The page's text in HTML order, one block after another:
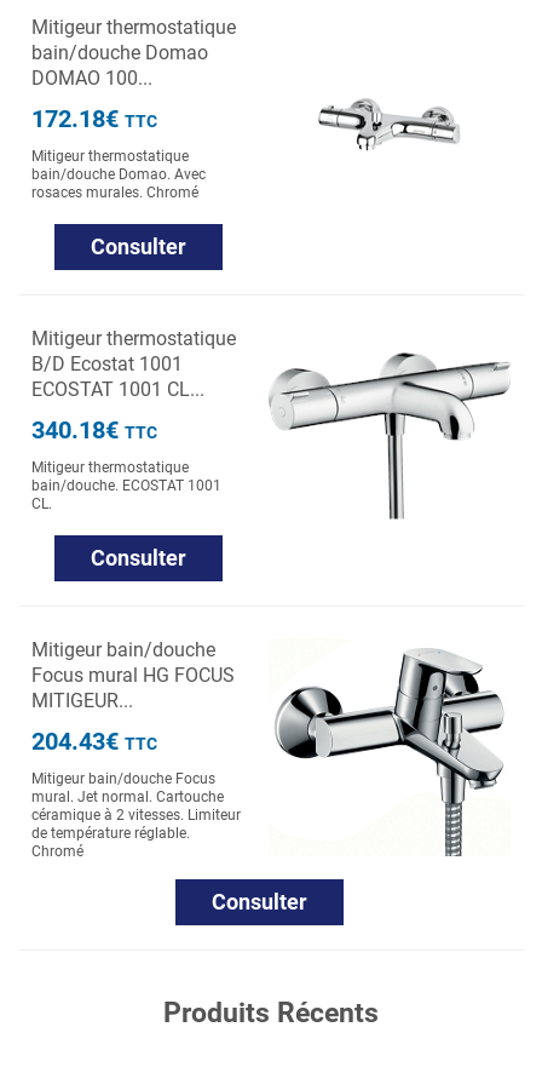
Mitigeur thermostatique
bain/douche Domao
DOMAO 100...
172.18€ TTC
Mitigeur thermostatique
bain/douche Domao. Avec
rosaces murales. Chromé
Consulter
Mitigeur thermostatique
B/D Ecostat 1001
ECOSTAT 1001 CL...
340.18€ TTC
Mitigeur thermostatique
bain/douche. ECOSTAT 1001
CL.
Consulter
Mitigeur bain/douche
Focus mural HG FOCUS
MITIGEUR...
204.43€ TTC
Mitigeur bain/douche Focus
mural. Jet normal. Cartouche
céramique à 2 vitesses. Limiteur
de température réglable.
Chromé
Consulter
Produits Récents